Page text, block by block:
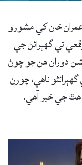
خان کي مشورو
تي گهٻرائڻ جي
دوران هن جو چوڻ
ناهي، چورن
هٿ جي خبر آهي.